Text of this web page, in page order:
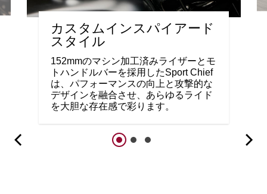
カスタムインスパイアード
スタイル
152mmのマシン加工済みライザーとモ
トハンドルバーを採用したSport Chief
は、パフォーマンスの向上と攻撃的な
デザインを融合させ、あらゆるライド
を大胆な存在感で彩ります。